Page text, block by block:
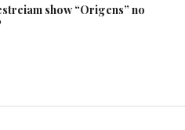
show “Origens” no